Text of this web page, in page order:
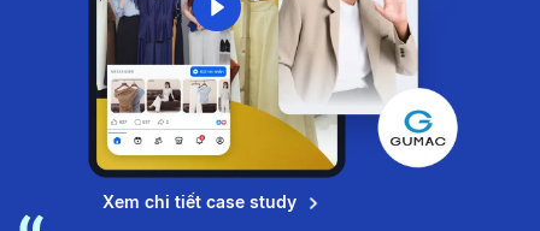
Xem chi tiết case study